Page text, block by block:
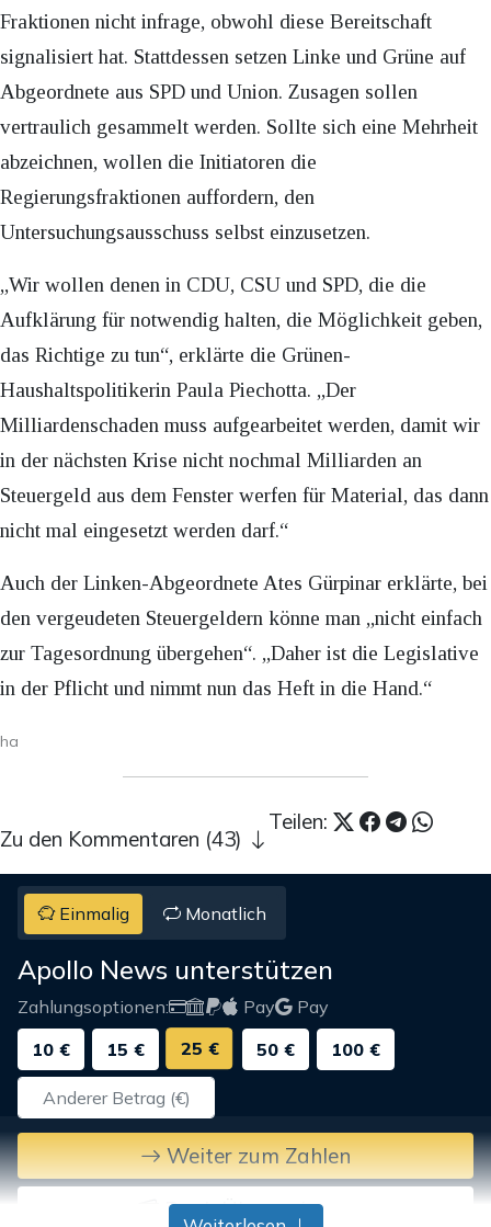
Fraktionen nicht infrage, obwohl diese Bereitschaft
signalisiert hat. Stattdessen setzen Linke und Grüne auf
Abgeordnete aus SPD und Union. Zusagen sollen
vertraulich gesammelt werden. Sollte sich eine Mehrheit
abzeichnen, wollen die Initiatoren die
Regierungsfraktionen auffordern, den
Untersuchungsausschuss selbst einzusetzen.
„Wir wollen denen in CDU, CSU und SPD, die die
Aufklärung für notwendig halten, die Möglichkeit geben,
das Richtige zu tun“, erklärte die Grünen-
Haushaltspolitikerin Paula Piechotta. „Der
Milliardenschaden muss aufgearbeitet werden, damit wir
in der nächsten Krise nicht nochmal Milliarden an
Steuergeld aus dem Fenster werfen für Material, das dann
nicht mal eingesetzt werden darf.“
Auch der Linken-Abgeordnete Ates Gürpinar erklärte, bei
den vergeudeten Steuergeldern könne man „nicht einfach
zur Tagesordnung übergehen“. „Daher ist die Legislative
in der Pflicht und nimmt nun das Heft in die Hand.“
ha
Teilen:
Zu den Kommentaren (43)
Einmalig Monatlich
Apollo News unterstützen
Zahlungsoptionen: Pay
Pay
10 €
15 € 25 € 50 € 100 €
Weiter zum Zahlen
Bank-Überweisung